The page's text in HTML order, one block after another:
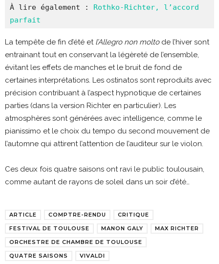
À lire également : Rothko-Richter, l’accord
parfait
La tempête de fin d’été et l’Allegro non moltode l’hiver sont
entrainant tout en conservant la légèreté de l’ensemble,
évitant les effets de manches et le bruit de fond de
certaines interprétations. Les ostinatos sont reproduits avec
précision contribuant à l’aspect hypnotique de certaines
parties (dans la version Richter en particulier). Les
atmosphères sont générées avec intelligence, comme le
pianissimo et le choix du tempo du second mouvement de
l’automne qui attirent l’attention de l’auditeur sur le violon.
Ces deux fois quatre saisons ont ravi le public toulousain,
comme autant de rayons de soleil dans un soir d’été…
ARTICLE COMPTRE-RENDU
CRITIQUE
FESTIVAL DE TOULOUSE
MANON GALY
MAX RICHTER
ORCHESTRE DE CHAMBRE DE TOULOUSE
QUATRE SAISONS
VIVALDI